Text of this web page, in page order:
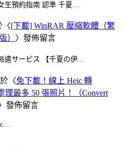
生預約指南 認準 千夏…
〈[下載] WinRAR 壓縮軟體（繁
） 〉發佈留言
遣サービス 【千夏の伊…
〈免下載！線上 Heic 轉
理最多 50 張照片！（Convert
發佈留言